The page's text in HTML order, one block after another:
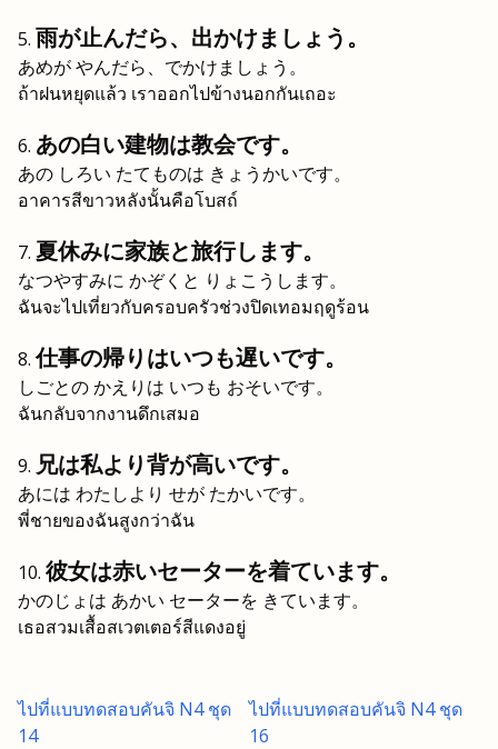
雨が止んだら、出かけましょう。
あめが やんだら、でかけましょう。
ถ้าฝนหยุดแล้ว เราออกไปข้างนอกกันเถอะ
あの白い建物は教会です。
あの しろい たてものは きょうかいです。
อาคารสีขาวหลังนั้นคือโบสถ์
夏休みに家族と旅行します。
なつやすみに かぞくと りょこうします。
ฉันจะไปเที่ยวกับครอบครัวช่วงปิดเทอมฤดูร้อน
仕事の帰りはいつも遅いです。
しごとの かえりは いつも おそいです。
ฉันกลับจากงานดึกเสมอ
兄は私より背が高いです。
あには わたしより せが たかいです。
พี่ชายของฉันสูงกว่าฉัน
彼女は赤いセーターを着ています。
かのじょは あかい セーターを きています。
เธอสวมเสื้อสเวตเตอร์สีแดงอยู่
ไปที่แบบทดสอบคันจิ N4 ชุด
14
ไปที่แบบทดสอบคันจิ N4 ชุด
16